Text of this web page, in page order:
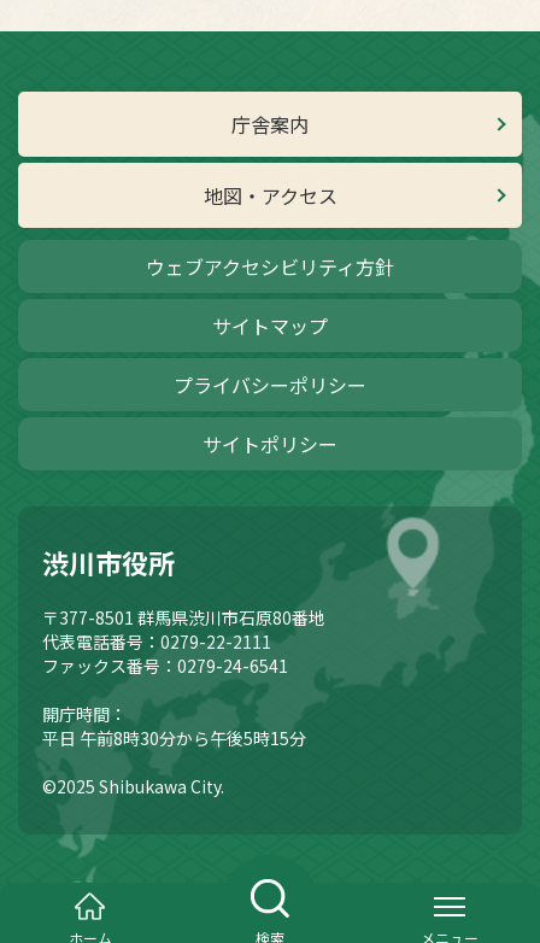
庁舎案内
地図・アクセス
ウェブアクセシビリティ方針
サイトマップ
プライバシーポリシー
サイトポリシー
渋川市役所
〒377-8501 群馬県渋川市石原80番地
代表電話番号：0279-22-2111
ファックス番号：0279-24-6541
開庁時間：
平日 午前8時30分から午後5時15分
©2025 Shibukawa City.
ホーム 検索 メニュー